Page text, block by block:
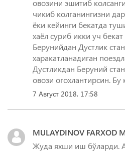
овозини эшитиб
чикиб колганингизни
ёки кейинги бекатда
хаёл суриб икки уч
Берунийдан Дустлик
харакатланадиган
Дустликдан Беруний
овози огохлантирсин. Бу
7 Август 2018, 17:58
MULAYDINOV FARXOD
Жуда яхши иш бўларди.